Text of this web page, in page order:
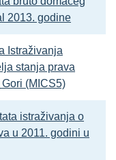
2013. godine
Istraživanja
stanja prava
(MICS5)
istraživanja o
u 2011. godini u